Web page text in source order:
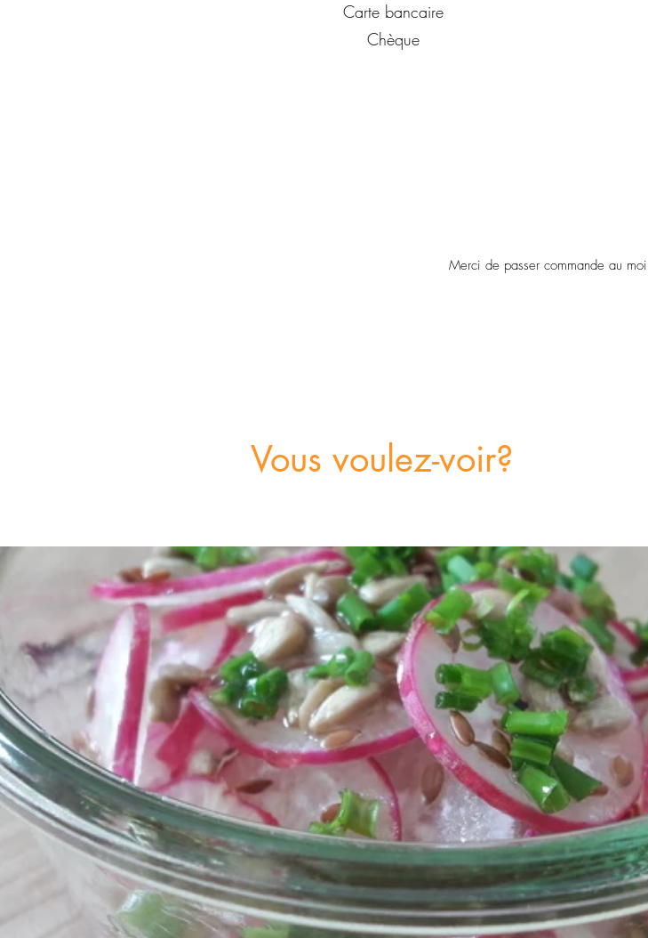
Carte bancaire
Chèque
Merci de passer commande au
Vous voulez-voir?